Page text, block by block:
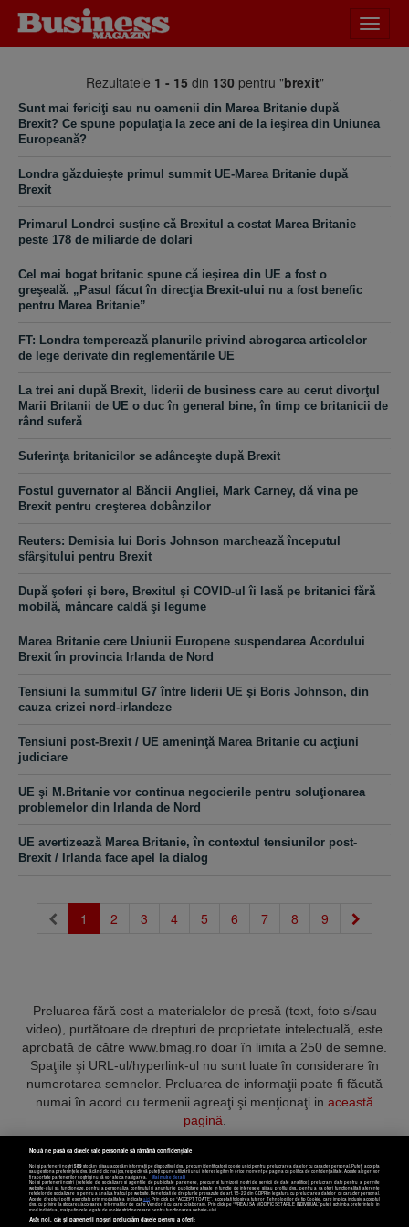
meniu
Rezultatele 1 - 15 din 130 pentru "brexit"
Sunt mai fericiţi sau nu oamenii din Marea Britanie după
Brexit? Ce spune populaţia la zece ani de la ieşirea din Uniunea
Europeană?
Londra găzduieşte primul summit UE-Marea Britanie după
Brexit
Primarul Londrei susţine că Brexitul a costat Marea Britanie
peste 178 de miliarde de dolari
Cel mai bogat britanic spune că ieşirea din UE a fost o
greşeală. „Pasul făcut în direcţia Brexit-ului nu a fost benefic
pentru Marea Britanie”
FT: Londra temperează planurile privind abrogarea articolelor
de lege derivate din reglementările UE
La trei ani după Brexit, liderii de business care au cerut divorţul
Marii Britanii de UE o duc în general bine, în timp ce britanicii de
rând suferă
Suferinţa britanicilor se adânceşte după Brexit
Fostul guvernator al Băncii Angliei, Mark Carney, dă vina pe
Brexit pentru creşterea dobânzilor
Reuters: Demisia lui Boris Johnson marchează începutul
sfârşitului pentru Brexit
După şoferi şi bere, Brexitul şi COVID-ul îi lasă pe britanici fără
mobilă, mâncare caldă şi legume
Marea Britanie cere Uniunii Europene suspendarea Acordului
Brexit în provincia Irlanda de Nord
Tensiuni la summitul G7 între liderii UE şi Boris Johnson, din
cauza crizei nord-irlandeze
Tensiuni post-Brexit / UE ameninţă Marea Britanie cu acţiuni
judiciare
UE şi M.Britanie vor continua negocierile pentru soluţionarea
problemelor din Irlanda de Nord
UE avertizează Marea Britanie, în contextul tensiunilor post-
Brexit / Irlanda face apel la dialog
1 (current)
2 3 4 5 6 7 8 9
Preluarea fără cost a materialelor de presă (text, foto si/sau
video), purtătoare de drepturi de proprietate intelectuală, este
aprobată de către www.bmag.ro doar în limita a 250 de semne.
Spaţiile şi URL-ul/hyperlink-ul nu sunt luate în considerare în
numerotarea semnelor. Preluarea de informaţii poate fi făcută
numai în acord cu termenii agreaţi şi menţionaţi in această
pagină
Termeni și condiții Confidențialitate Cookies Contact
Nouă ne pasă ca datele tale personale să rămână confidențiale
Noi și partenerii noștri589stocăm și/sau accesăm informații pe dispozitivul dvs., precum identificatorii cookie unici pentru prelucrarea datelor cu caracter personal. Puteți accepta
sau gestiona preferințele dvs. făcând clic mai jos, respectiv vă puteți opune utilizării unui interes legitim în orice moment pe pagina cu politica de confidențialitate. Aceste alegeri vor
fi raportate partenerilor noștri și nu vă vor afecta navigarea.
Mai multe detalii
Noi si partenerii nostri (retelele de socializare si agentiile de publicitate partenere, precum si furnizorii nostri de servicii de date analitice) prelucram date pentru a permite
website-ului sa functioneze, pentru a personaliza continutul si anunturile publicitare afisate in functie de interesele si/sau profilul dvs., pentru a va oferi functionalitati aferente
retelelor de socializare si pentru a analiza traficul pe website. Beneficiati de drepturile prevazute de art. 15-22 din GDPR in legatura cu prelucrarea datelor cu caracter personal.
Aceste drepturi pot fi exercitate prin modalitatea indicataaici. Prin click pe “ACCEPT TOATE”, acceptati folosirea tuturor Tehnologiilor de tip Cookie, care implica inclusiv acceptul
dvs. cu privire la stocarea/accesarea informatiilor de catre Vendor-ii cu care colaboram. Prin click pe “VREAU SA MODIFIC SETARILE INDIVIDUAL” puteti schimba preferintele in
mod individual, mai putin cele legate de cookie strict necesare pentru functionarea website-ului.
Atât noi, cât și partenerii noștri prelucrăm datele pentru a oferi: